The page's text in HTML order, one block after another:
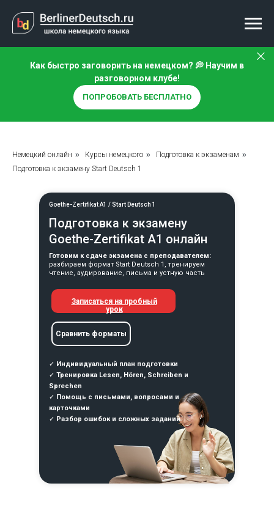
Как быстро заговорить на немецком? 💭 Научим в
разговорном клубе!
ПОПРОБОВАТЬ БЕСПЛАТНО
Немецкий онлайн » Курсы немецкого » Подготовка к экзаменам »
Подготовка к экзамену Start Deutsch 1
Записаться на пробный
урок
Сравнить форматы
Подготовка к экзамену
Goethe-Zertifikat A1 онлайн
Готовим к сдаче экзамена с преподавателем:
разбираем формат Start Deutsch 1, тренируем
чтение, аудирование, письма и устную часть
✓ Индивидуальный план подготовки
✓ Тренировка Lesen, Hören, Schreiben и
Sprechen
✓ Помощь с письмами, вопросами и
карточками
✓ Разбор ошибок и сложных заданий
Goethe-Zertifikat A1 / Start Deutsch 1